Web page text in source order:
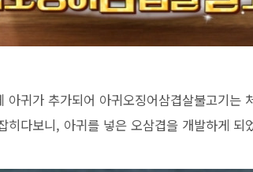
아귀가 추가되어 아귀오징어삼겹살불고기는
히다보니, 아귀를 넣은 오삼겹을 개발하게 되